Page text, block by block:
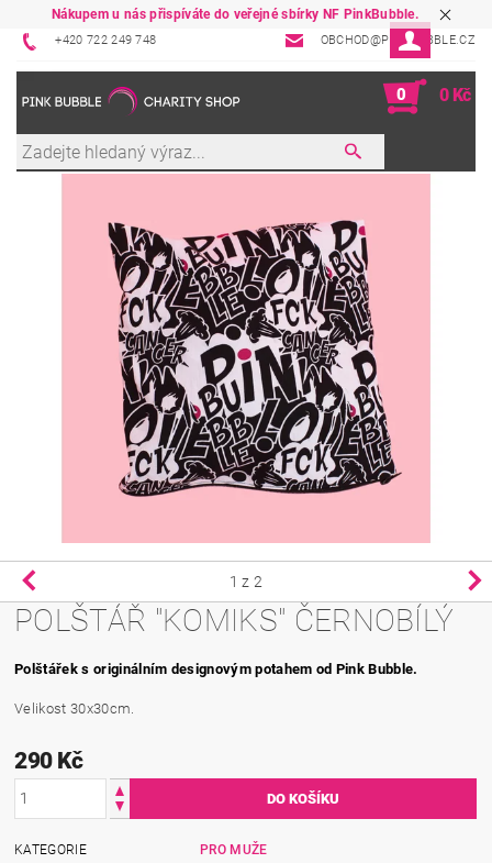
Nákupem u nás přispíváte do veřejné sbírky NF PinkBubble.
+420 722 249 748 OBCHOD@PINKBUBBLE.CZ
0 0 Kč
1 z 2
POLŠTÁŘ "KOMIKS" ČERNOBÍLÝ
Polštářek s originálním designovým potahem od Pink Bubble.
Velikost 30x30cm.
290 Kč
KATEGORIE PRO MUŽE